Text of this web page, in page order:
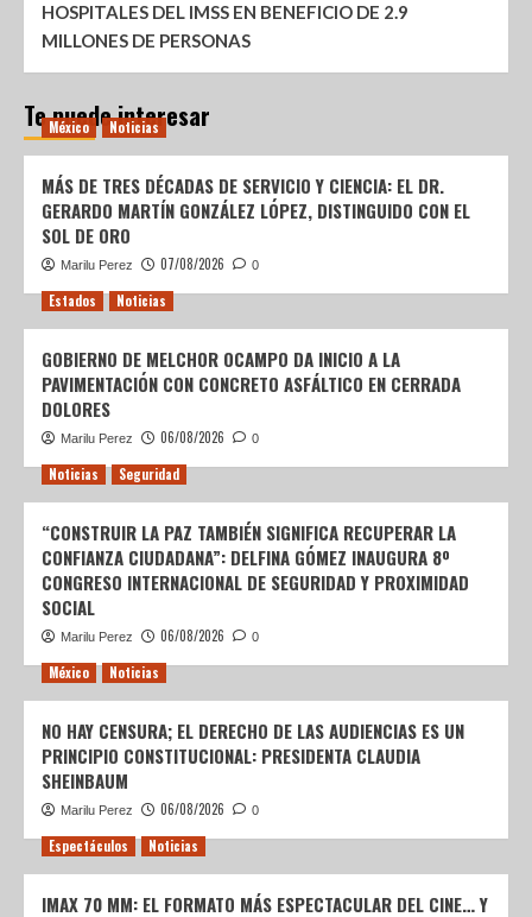
HOSPITALES DEL IMSS EN BENEFICIO DE 2.9
MILLONES DE PERSONAS
Te puede interesar
México Noticias
MÁS DE TRES DÉCADAS DE SERVICIO Y CIENCIA: EL DR.
GERARDO MARTÍN GONZÁLEZ LÓPEZ, DISTINGUIDO CON EL
SOL DE ORO
Marilu Perez 07/08/2026 0
Estados Noticias
GOBIERNO DE MELCHOR OCAMPO DA INICIO A LA
PAVIMENTACIÓN CON CONCRETO ASFÁLTICO EN CERRADA
DOLORES
Marilu Perez 06/08/2026 0
Noticias Seguridad
“CONSTRUIR LA PAZ TAMBIÉN SIGNIFICA RECUPERAR LA
CONFIANZA CIUDADANA”: DELFINA GÓMEZ INAUGURA 8º
CONGRESO INTERNACIONAL DE SEGURIDAD Y PROXIMIDAD
SOCIAL
Marilu Perez 06/08/2026 0
México Noticias
NO HAY CENSURA; EL DERECHO DE LAS AUDIENCIAS ES UN
PRINCIPIO CONSTITUCIONAL: PRESIDENTA CLAUDIA
SHEINBAUM
Marilu Perez 06/08/2026 0
Espectáculos Noticias
IMAX 70 MM: EL FORMATO MÁS ESPECTACULAR DEL CINE… Y